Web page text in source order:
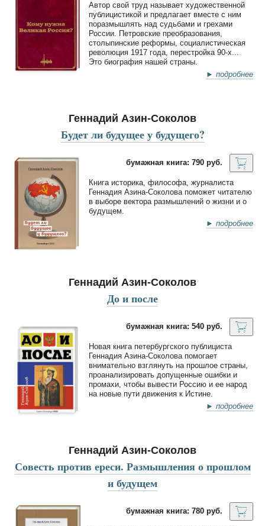
Автор свой труд называет художественной
публицистикой и предлагает вместе с ним
поразмышлять над судьбами и грехами
России. Петровские преобразования,
столыпинские реформы, социалистическая
революция 1917 года, перестройка 90-х...
Это биография нашей страны.
► подробнее
Геннадий Азин-Соколов
Будет ли будущее у будущего?
бумажная книга: 790 руб.
Книга историка, философа, журналиста
Геннадия Азина-Соколова поможет читателю
в выборе вектора размышлений о жизни и о
будущем.
► подробнее
Геннадий Азин-Соколов
До и после
бумажная книга: 540 руб.
Новая книга петербургского публициста
Геннадия Азина-Соколова помогает
внимательно взглянуть на прошлое страны,
проанализировать допущенные ошибки и
промахи, чтобы вывести Россию и ее народ
на новые пути движения к Истине.
► подробнее
Геннадий Азин-Соколов
Совесть против ереси. Размышления о прошлом
и будущем
бумажная книга: 780 руб.